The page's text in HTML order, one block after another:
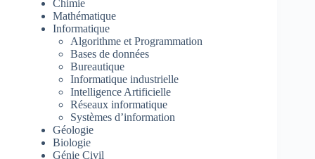
Chimie
Mathématique
Informatique
Algorithme et Programmation
Bases de données
Bureautique
Informatique industrielle
Intelligence Artificielle
Réseaux informatique
Systèmes d’information
Géologie
Biologie
Génie Civil